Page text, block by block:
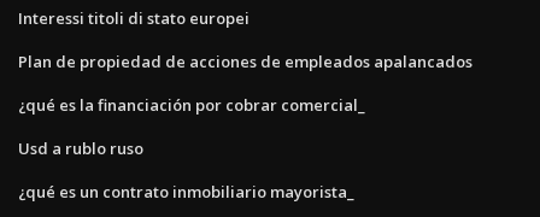
Interessi titoli di stato europei
Plan de propiedad de acciones de empleados apalancados
¿qué es la financiación por cobrar comercial_
Usd a rublo ruso
¿qué es un contrato inmobiliario mayorista_